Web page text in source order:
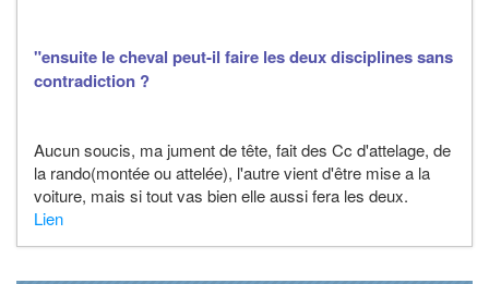
"ensuite le cheval peut-il faire les deux disciplines sans
contradiction ?
Aucun soucis, ma jument de tête, fait des Cc d'attelage, de
la rando(montée ou attelée), l'autre vient d'être mise a la
voiture, mais si tout vas bien elle aussi fera les deux.
Lien